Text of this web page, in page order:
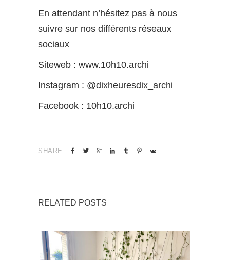
En attendant n’hésitez pas à nous
suivre sur nos différents réseaux
sociaux
Siteweb : www.10h10.archi
Instagram : @dixheuresdix_archi
Facebook : 10h10.archi
SHARE:
RELATED POSTS